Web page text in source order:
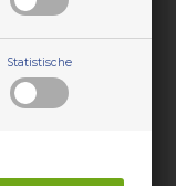
Statistische